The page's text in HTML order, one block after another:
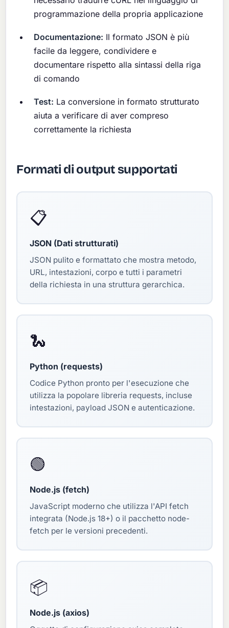
programmazione della propria applicazione
Documentazione: Il formato JSON è più
facile da leggere, condividere e
documentare rispetto alla sintassi della riga
di comando
Test: La conversione in formato strutturato
aiuta a verificare di aver compreso
correttamente la richiesta
Formati di output supportati
📋
JSON (Dati strutturati)
JSON pulito e formattato che mostra metodo,
URL, intestazioni, corpo e tutti i parametri
della richiesta in una struttura gerarchica.
🐍
Python (requests)
Codice Python pronto per l'esecuzione che
utilizza la popolare libreria requests, incluse
intestazioni, payload JSON e autenticazione.
🟢
Node.js (fetch)
JavaScript moderno che utilizza l'API fetch
integrata (Node.js 18+) o il pacchetto node-
fetch per le versioni precedenti.
📦
Node.js (axios)